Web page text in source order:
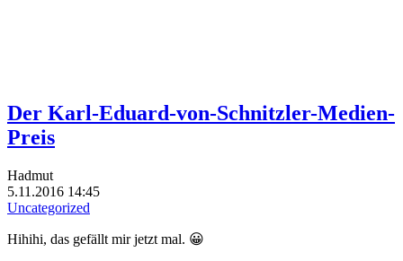
Der Karl-Eduard-von-Schnitzler-Medien-
Preis
Hadmut
5.11.2016 14:45
Uncategorized
Hihihi, das gefällt mir jetzt mal. 😀